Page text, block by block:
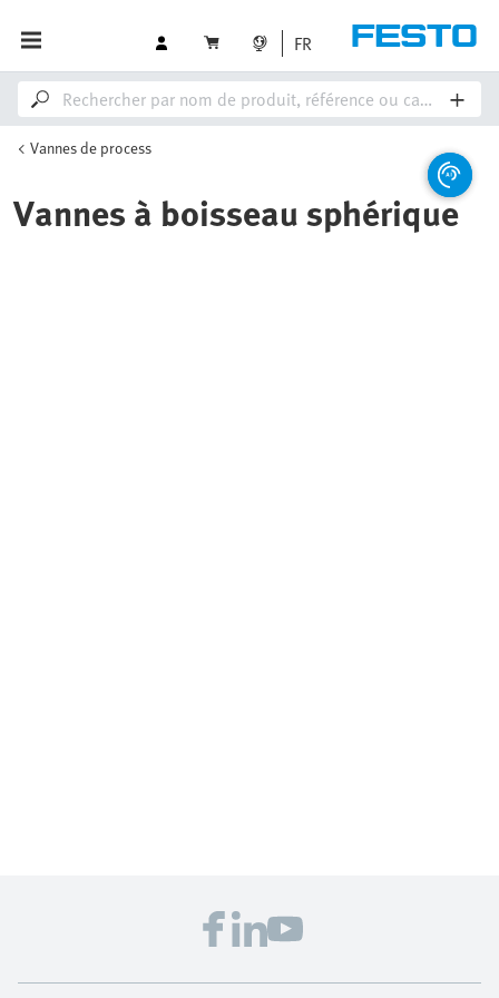
FR
Vannes de process
Vannes à boisseau sphérique